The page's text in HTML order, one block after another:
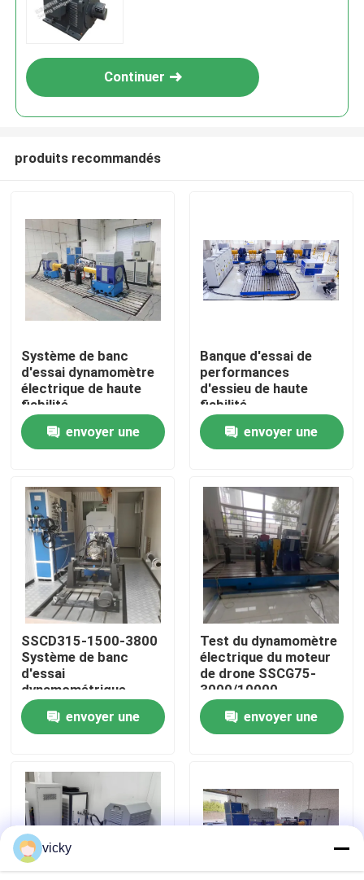
À la maison
À propos de nous
Visite de l'usine
Contrôle qualité
Contactez-nous
Nouvelles
Les affaires
Dynamomètre de couple
Dynamomètre à grande vitesse
Continuer
produits recommandés
Système de banc
d'essai dynamomètre
électrique de haute
fiabilité
envoyer une
Banque d'essai de
performances
d'essieu de haute
fiabilité
envoyer une
SSCD315-1500-3800
Système de banc
d'essai
dynamométrique
électrique pour
moteur diesel 315kW
envoyer une
Test du dynamomètre
électrique du moteur
de drone SSCG75-
3000/10000
envoyer une
vicky